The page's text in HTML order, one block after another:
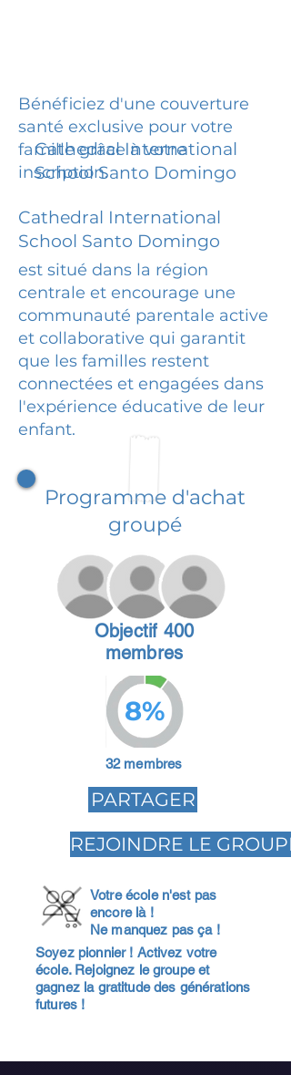
Bénéficiez d'une couverture
santé exclusive pour votre
famille grâce à votre
inscription.
Cathedral International
School Santo Domingo
Cathedral International
School Santo Domingo
est situé dans la région
centrale et encourage une
communauté parentale active
et collaborative qui garantit
que les familles restent
connectées et engagées dans
l'expérience éducative de leur
enfant.
Programme d'achat
groupé
Objectif 400
membres
8%
32 membres
PARTAGER
REJOINDRE LE GROUPE
Votre école n'est pas
encore là !
Ne manquez pas ça !
Soyez pionnier ! Activez votre
école. Rejoignez le groupe et
gagnez la gratitude des générations
futures !